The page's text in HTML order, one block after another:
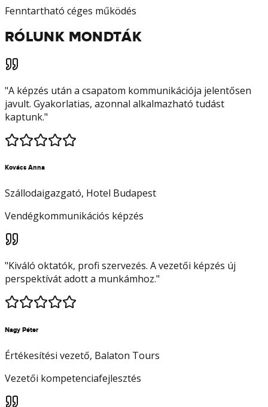
Fenntartható céges működés
RÓLUNK MONDTÁK
"A képzés után a csapatom kommunikációja jelentősen
javult. Gyakorlatias, azonnal alkalmazható tudást
kaptunk."
Kovács Anna
Szállodaigazgató, Hotel Budapest
Vendégkommunikációs képzés
"Kiváló oktatók, profi szervezés. A vezetői képzés új
perspektívát adott a munkámhoz."
Nagy Péter
Értékesítési vezető, Balaton Tours
Vezetői kompetenciafejlesztés